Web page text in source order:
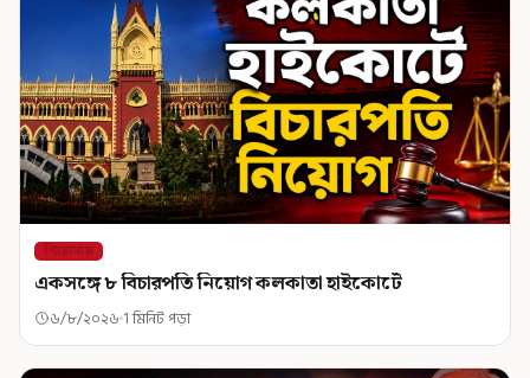
শিরোনাম
একসঙ্গে ৮ বিচারপতি নিয়োগ কলকাতা হাইকোর্টে
৬/৮/২০২৬ 1 মিনিট পড়া